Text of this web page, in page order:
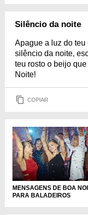
Silêncio da noite
Apague a luz do
silêncio da noite,
teu rosto o beijo
Noite!
COPIAR
MENSAGENS DE BOA
PARA BALADEIROS